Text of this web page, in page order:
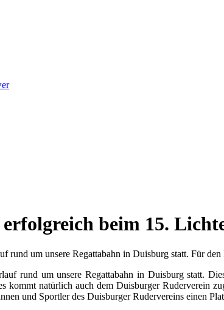
beim 15.
rund um unsere Regattabahn in Duisburg statt. Für
rund um unsere Regattabahn in Duisburg statt.
natürlich auch dem Duisburger Ruderverein
und Sportler des Duisburger Rudervereins einen